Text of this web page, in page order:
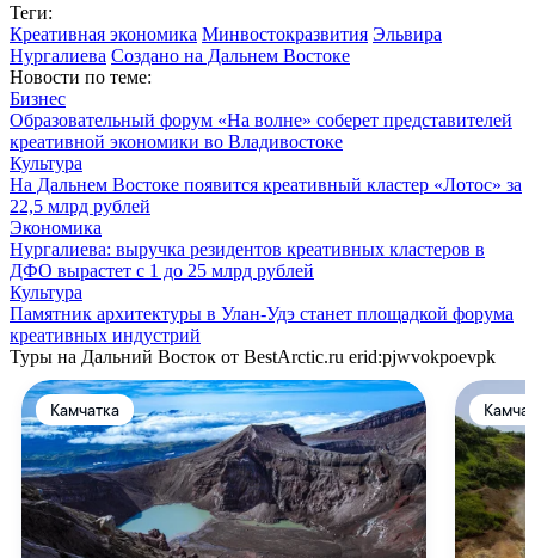
Теги:
Креативная экономика Минвостокразвития Эльвира
Нургалиева Создано на Дальнем Востоке
Новости по теме:
Бизнес
Образовательный форум «На волне» соберет представителей
креативной экономики во Владивостоке
Культура
На Дальнем Востоке появится креативный кластер «Лотос» за
22,5 млрд рублей
Экономика
Нургалиева: выручка резидентов креативных кластеров в
ДФО вырастет с 1 до 25 млрд рублей
Культура
Памятник архитектуры в Улан-Удэ станет площадкой форума
креативных индустрий
Туры на Дальний Восток от BestArctic.ru erid:pjwvokpoevpk